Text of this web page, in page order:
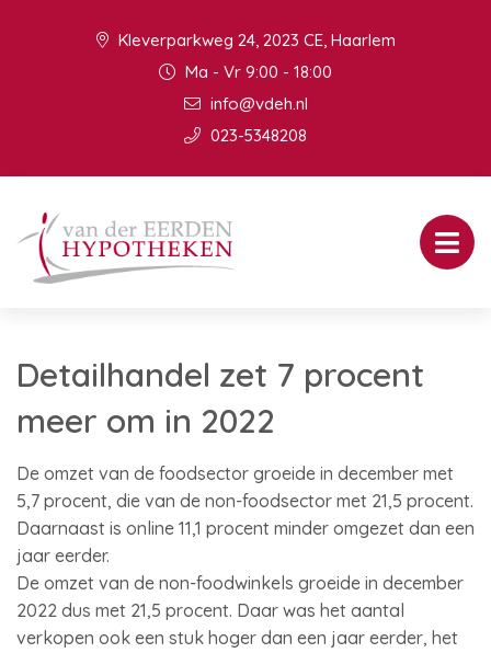
Kleverparkweg 24, 2023 CE, Haarlem
Ma - Vr 9:00 - 18:00
info@vdeh.nl
023-5348208
Detailhandel zet 7 procent
meer om in 2022
De omzet van de foodsector groeide in december met
5,7 procent, die van de non-foodsector met 21,5 procent.
Daarnaast is online 11,1 procent minder omgezet dan een
jaar eerder.
De omzet van de non-foodwinkels groeide in december
2022 dus met 21,5 procent. Daar was het aantal
verkopen ook een stuk hoger dan een jaar eerder, het